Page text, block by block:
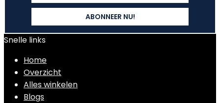
Snelle links
Home
Overzicht
Alles winkelen
Blogs